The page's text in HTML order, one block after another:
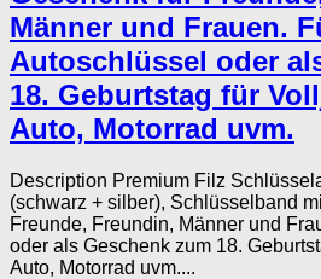
Männer und Frauen.
Autoschlüssel oder
18. Geburtstag für
Auto, Motorrad uvm.
Description Premium Filz
(schwarz + silber), Schlüsselband
Freunde, Freundin, Männer und
oder als Geschenk zum 18.
Auto, Motorrad uvm....